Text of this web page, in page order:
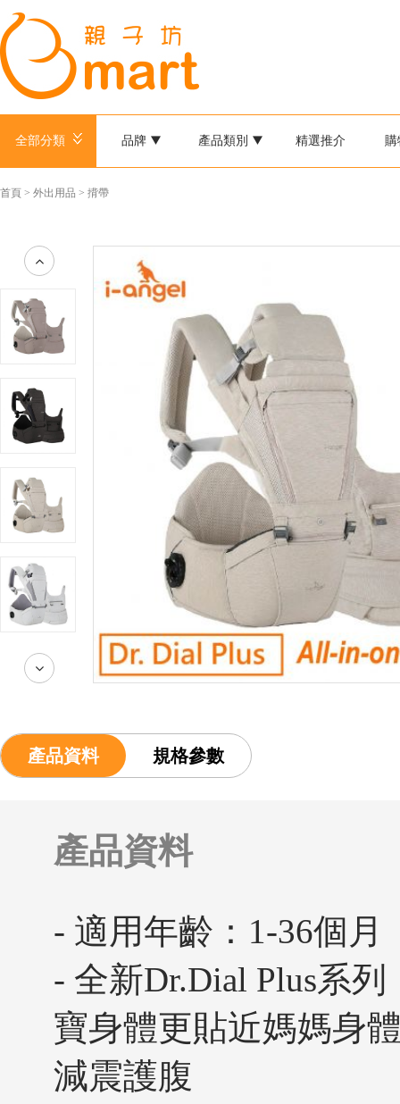
全部分類 品牌 產品類別 精選推介 購
首頁 > 外出用品 > 揹帶
產品資料 規格參數
產品資料
- 適用年齡：1-36個月
- 全新Dr.Dial Plus系
寶身體更貼近媽媽身
減震護腹